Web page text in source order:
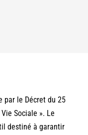
par le Décret du 25
Sociale ». Le
destiné à garantir